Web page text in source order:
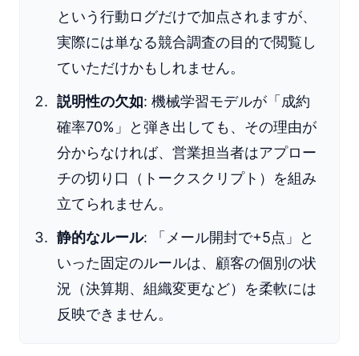
という行動ログだけで加点されますが、
実際には単なる競合調査の目的で閲覧し
ていただけかもしれません。
説明性の欠如: 機械学習モデルが「成約
確率70%」と弾き出しても、その理由が
分からなければ、営業担当者はアプロー
チの切り口（トークスクリプト）を組み
立てられません。
静的なルール: 「メール開封で+5点」と
いった固定のルールは、顧客の個別の状
況（決算期、組織変更など）を柔軟には
反映できません。